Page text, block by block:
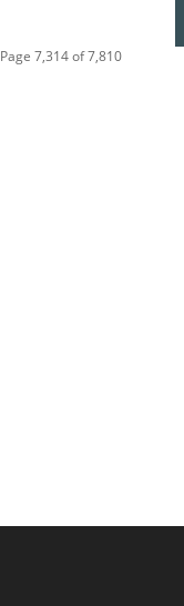
Page 7,314 of 7,810